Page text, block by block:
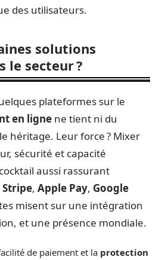
des utilisateurs.
solutions
le secteur ?
plateformes sur le
en ligne ne tient ni du
héritage. Leur force ? Mixer
sécurité et capacité
aussi rassurant
Stripe, Apple Pay, Google
misent sur une intégration
et une présence mondiale.
de paiement et la protection